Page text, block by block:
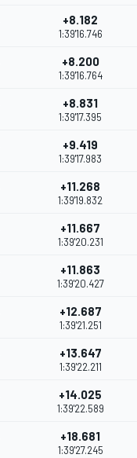
+8.182
1:39'16.746
+8.200
1:39'16.764
+8.831
1:39'17.395
+9.419
1:39'17.983
+11.268
1:39'19.832
+11.667
1:39'20.231
+11.863
1:39'20.427
+12.687
1:39'21.251
+13.647
1:39'22.211
+14.025
1:39'22.589
+18.681
1:39'27.245